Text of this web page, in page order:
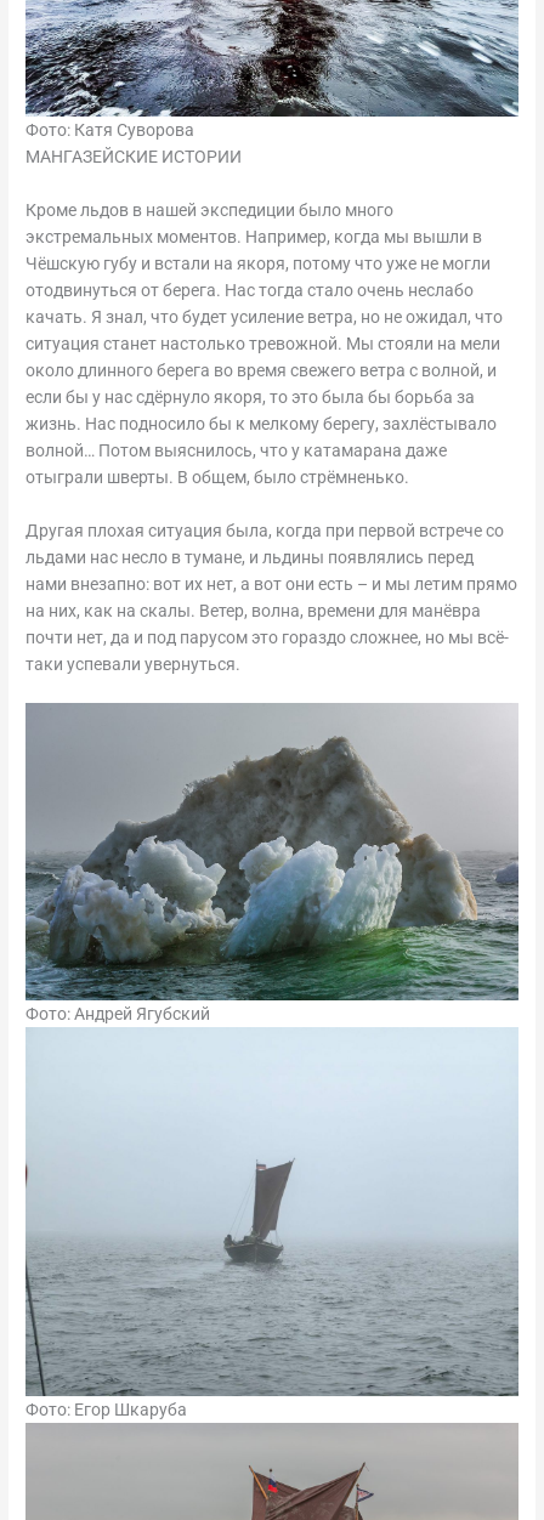
Фото: Катя Суворова
МАНГАЗЕЙСКИЕ ИСТОРИИ
Кроме льдов в нашей экспедиции было много
экстремальных моментов. Например, когда мы вышли в
Чёшскую губу и встали на якоря, потому что уже не могли
отодвинуться от берега. Нас тогда стало очень неслабо
качать. Я знал, что будет усиление ветра, но не ожидал, что
ситуация станет настолько тревожной. Мы стояли на мели
около длинного берега во время свежего ветра с волной, и
если бы у нас сдёрнуло якоря, то это была бы борьба за
жизнь. Нас подносило бы к мелкому берегу, захлёстывало
волной… Потом выяснилось, что у катамарана даже
отыграли шверты. В общем, было стрёмненько.
Другая плохая ситуация была, когда при первой встрече со
льдами нас несло в тумане, и льдины появлялись перед
нами внезапно: вот их нет, а вот они есть – и мы летим прямо
на них, как на скалы. Ветер, волна, времени для манёвра
почти нет, да и под парусом это гораздо сложнее, но мы всё-
таки успевали увернуться.
Фото: Андрей Ягубский
Фото: Егор Шкаруба